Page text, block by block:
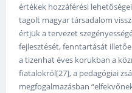
értékek hozzáférési
tagolt magyar társadalom
értjük a tervezet
fejlesztését, fenntartását
a tizenhat éves korukban a
fiatalokról[27], a pedagógiai
megfogalmazásban